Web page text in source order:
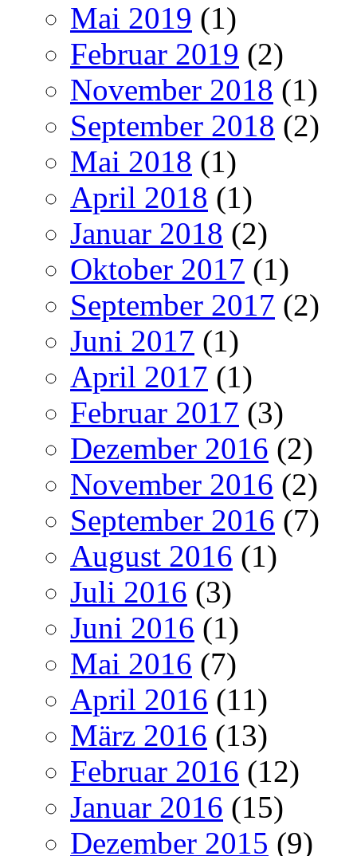
Mai 2019 (1)
Februar 2019 (2)
November 2018 (1)
September 2018 (2)
Mai 2018 (1)
April 2018 (1)
Januar 2018 (2)
Oktober 2017 (1)
September 2017 (2)
Juni 2017 (1)
April 2017 (1)
Februar 2017 (3)
Dezember 2016 (2)
November 2016 (2)
September 2016 (7)
August 2016 (1)
Juli 2016 (3)
Juni 2016 (1)
Mai 2016 (7)
April 2016 (11)
März 2016 (13)
Februar 2016 (12)
Januar 2016 (15)
Dezember 2015 (9)